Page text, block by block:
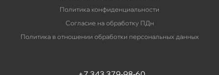
Политика конфиденциальности
Согласие на обработку ПДн
Политика в отношении обработки персональных данных